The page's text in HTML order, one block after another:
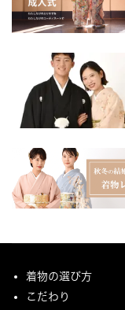
着物の選び方
こだわり